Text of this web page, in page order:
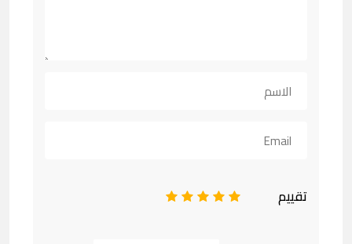
تقييم 5
4
3
2